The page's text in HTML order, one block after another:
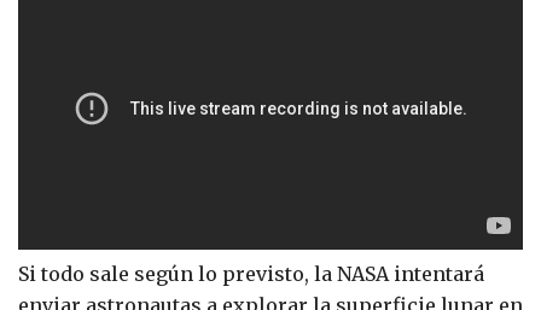
Si todo sale según lo previsto, la NASA intentará
enviar astronautas a explorar la superficie lunar en